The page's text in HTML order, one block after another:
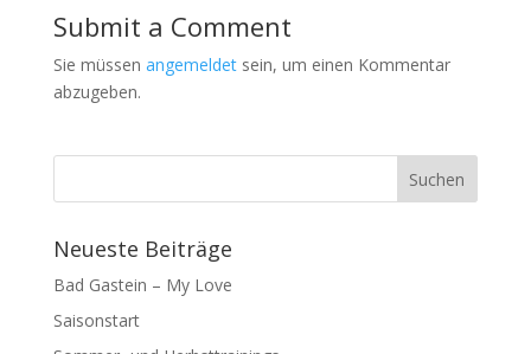
Submit a Comment
Sie müssen angemeldetsein, um einen Kommentar
abzugeben.
Neueste Beiträge
Bad Gastein – My Love
Saisonstart